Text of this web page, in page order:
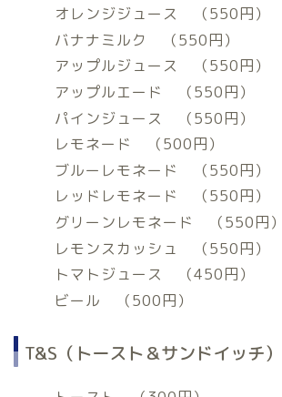
オレンジジュース （550円）
バナナミルク （550円）
アップルジュース （550円）
アップルエード （550円）
パインジュース （550円）
レモネード （500円）
ブルーレモネード （550円）
レッドレモネード （550円）
グリーンレモネード （550円）
レモンスカッシュ （550円）
トマトジュース （450円）
ビール （500円）
T&S（トースト＆サンドイッチ）